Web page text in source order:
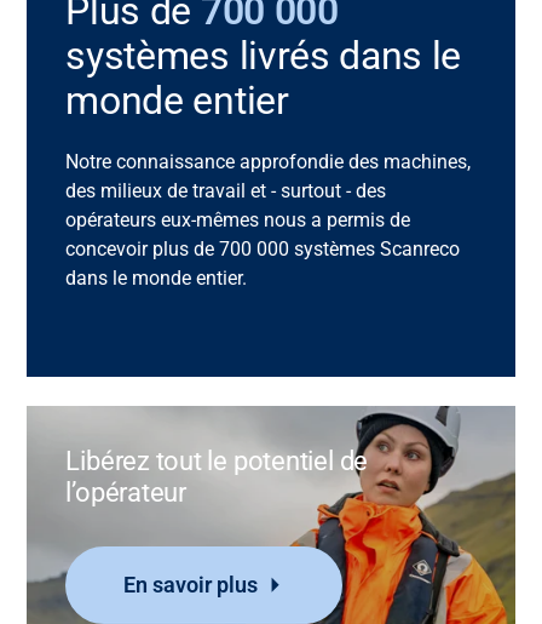
Plus de 700 000
systèmes livrés dans le
monde entier
Notre connaissance approfondie des machines,
des milieux de travail et - surtout - des
opérateurs eux-mêmes nous a permis de
concevoir plus de 700 000systèmes Scanreco
dans le monde entier.
Libérez tout le potentiel de
l’opérateur
En savoir plus